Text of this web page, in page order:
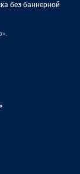
без баннерной